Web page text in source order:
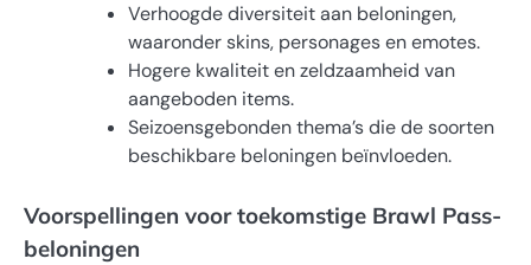
Verhoogde diversiteit aan beloningen,
waaronder skins, personages en emotes.
Hogere kwaliteit en zeldzaamheid van
aangeboden items.
Seizoensgebonden thema’s die de soorten
beschikbare beloningen beïnvloeden.
Voorspellingen voor toekomstige Brawl Pass-
beloningen